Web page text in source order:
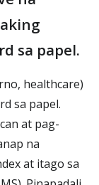
sa papel.
healthcare)
sa papel.
at pag-
na
at itago sa